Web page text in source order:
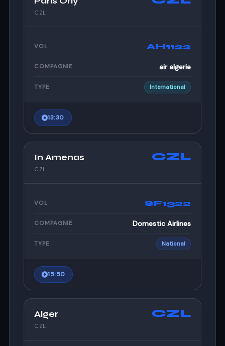
CZL
VOL AH1122
COMPAGNIE air algerie
TYPE International
13:30
In Amenas
CZL
CZL
VOL SF1322
COMPAGNIE Domestic Airlines
TYPE National
15:50
Alger
CZL
CZL